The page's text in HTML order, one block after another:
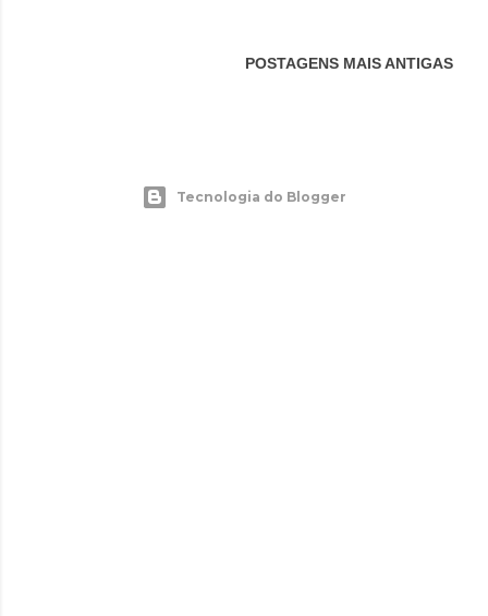
POSTAGENS MAIS ANTIGAS
Tecnologia do Blogger